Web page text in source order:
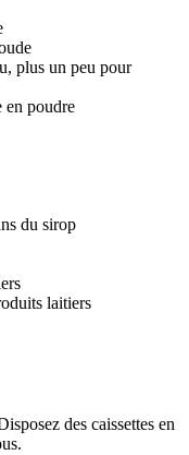
plus un peu pour
en poudre
du sirop
laitiers
des caissettes en